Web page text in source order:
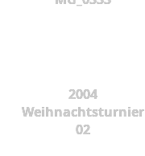
2004
Weihnachtsturnier
02